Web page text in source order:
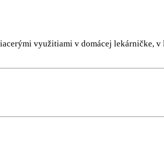
využitiami v domácej